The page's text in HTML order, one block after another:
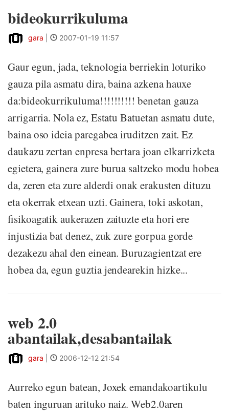
bideokurrikuluma
gara 2007-01-19 11:57
Gaur egun, jada, teknologia berriekin loturiko
gauza pila asmatu dira, baina azkena hauxe
da:bideokurrikuluma!!!!!!!!!! benetan gauza
arrigarria. Nola ez, Estatu Batuetan asmatu dute,
baina oso ideia paregabea iruditzen zait. Ez
daukazu zertan enpresa bertara joan elkarrizketa
egietera, gainera zure burua saltzeko modu hobea
da, zeren eta zure alderdi onak erakusten dituzu
eta okerrak etxean uzti. Gainera, toki askotan,
fisikoagatik aukerazen zaituzte eta hori ere
injustizia bat denez, zuk zure gorpua gorde
dezakezu ahal den einean. Buruzagientzat ere
hobea da, egun guztia jendearekin hizke...
web 2.0
abantailak,desabantailak
gara 2006-12-12 21:54
Aurreko egun batean, Joxek emandakoartikulu
baten inguruan arituko naiz. Web2.0aren